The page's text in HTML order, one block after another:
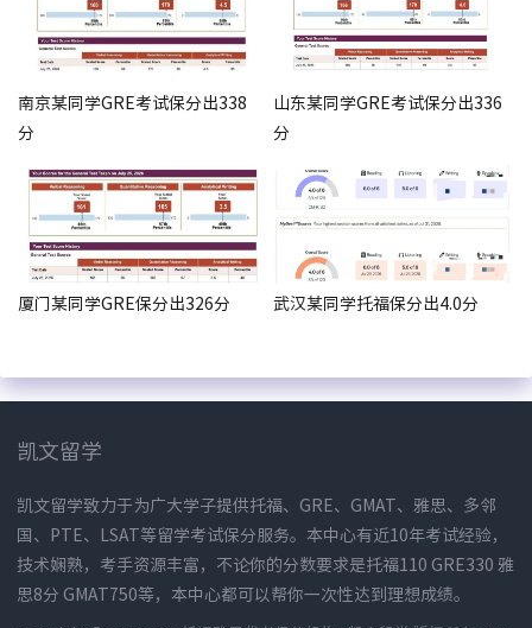
南京某同学GRE考试保分出338
分
山东某同学GRE考试保分出336
分
厦门某同学GRE保分出326分 武汉某同学托福保分出4.0分
凯文留学
凯文留学致力于为广大学子提供托福、GRE、GMAT、雅思、多邻
国、PTE、LSAT等留学考试保分服务。本中心有近10年考试经验，
技术娴熟，考手资源丰富，不论你的分数要求是托福110 GRE330 雅
思8分 GMAT750等，本中心都可以帮你一次性达到理想成绩。